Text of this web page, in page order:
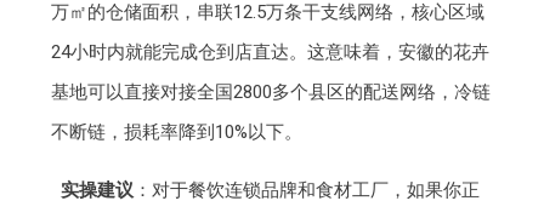
万㎡的仓储面积，串联12.5万条干支线网络，核心区域
24小时内就能完成仓到店直达。这意味着，安徽的花卉
基地可以直接对接全国2800多个县区的配送网络，冷链
不断链，损耗率降到10%以下。
实操建议 ：对于餐饮连锁品牌和食材工厂，如果你正